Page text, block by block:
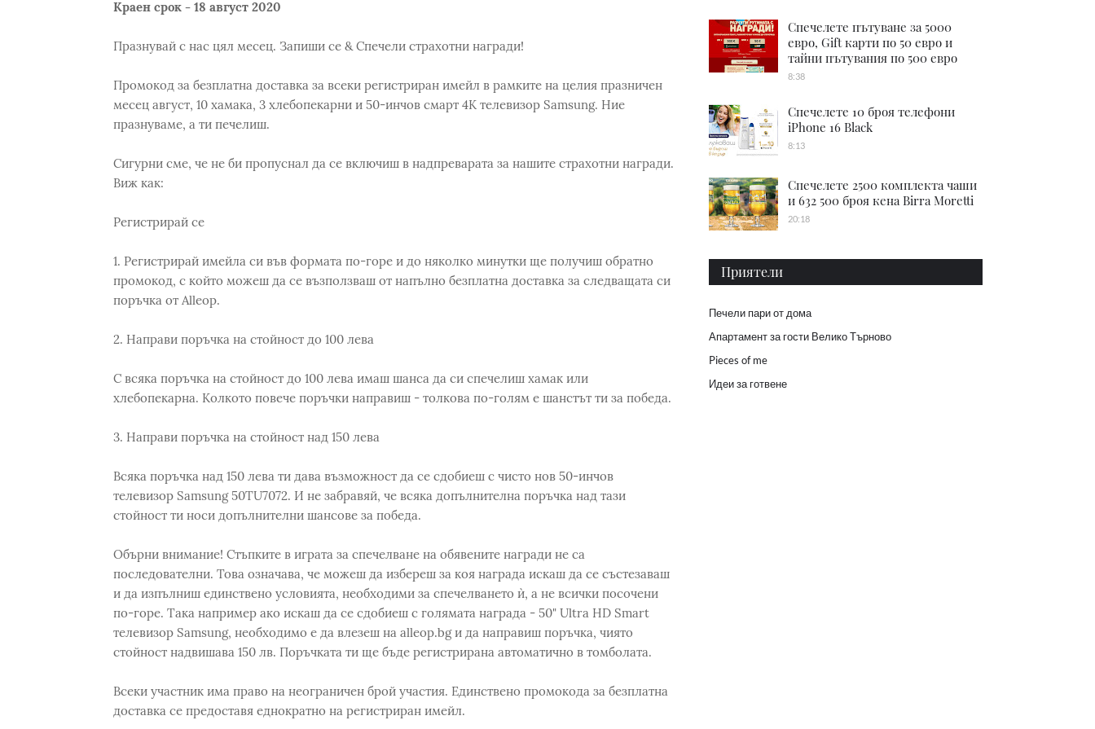
Краен срок - 18 август 2020
Празнувай с нас цял месец. Запиши се & Спечели страхотни награди!
Промокод за безплатна доставка за всеки регистриран имейл в рамките на целия празничен
месец август, 10 хамака, 3 хлебопекарни и 50-инчов смарт 4K телевизор Samsung. Ние
празнуваме, а ти печелиш.
Сигурни сме, че не би пропуснал да се включиш в надпреварата за нашите страхотни награди.
Виж как:
Регистрирай се
1. Регистрирай имейла си във формата по-горе и до няколко минутки ще получиш обратно
промокод, с който можеш да се възползваш от напълно безплатна доставка за следващата си
поръчка от Alleop.
2. Направи поръчка на стойност до 100 лева
С всяка поръчка на стойност до 100 лева имаш шанса да си спечелиш хамак или
хлебопекарна. Колкото повече поръчки направиш - толкова по-голям е шанстът ти за победа.
3. Направи поръчка на стойност над 150 лева
Всяка поръчка над 150 лева ти дава възможност да се сдобиеш с чисто нов 50-инчов
телевизор Samsung 50TU7072. И не забравяй, че всяка допълнителна поръчка над тази
стойност ти носи допълнителни шансове за победа.
Обърни внимание! Стъпките в играта за спечелване на обявените награди не са
последователни. Това означава, че можеш да избереш за коя награда искаш да се състезаваш
и да изпълниш единствено условията, необходими за спечелването ѝ, а не всички посочени
по-горе. Така например ако искаш да се сдобиеш с голямата награда - 50" Ultra HD Smart
телевизор Samsung, необходимо е да влезеш на alleop.bg и да направиш поръчка, чиято
стойност надвишава 150 лв. Поръчката ти ще бъде регистрирана автоматично в томболата.
Всеки участник има право на неограничен брой участия. Единствено промокода за безплатна
доставка се предоставя еднократно на регистриран имейл.
Спечелете пътуване за 5000
евро, Gift карти по 50 евро и
тайни пътувания по 500 евро
8:38
Спечелете 10 броя телефони
iPhone 16 Black
8:13
Спечелете 2500 комплекта чаши
и 632 500 броя кена Birra Moretti
20:18
Приятели
Печели пари от дома
Апартамент за гости Велико Търново
Pieces of me
Идеи за готвене